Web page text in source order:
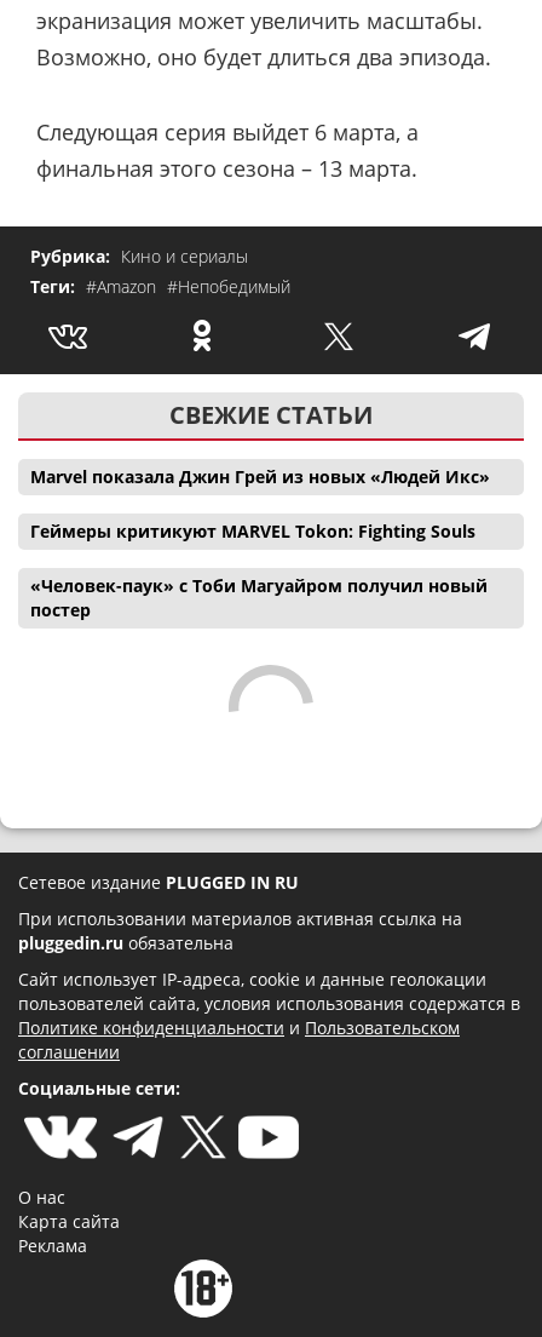
экранизация может увеличить масштабы.
Возможно, оно будет длиться два эпизода.
Следующая серия выйдет 6 марта, а
финальная этого сезона – 13 марта.
Рубрика: Кино и сериалы
Теги: #Amazon #Непобедимый
СВЕЖИЕ СТАТЬИ
Marvel показала Джин Грей из новых «Людей Икс»
Геймеры критикуют MARVEL Tokon: Fighting Souls
«Человек-паук» с Тоби Магуайром получил новый
постер
Сетевое издание PLUGGED IN RU
При использовании материалов активная ссылка на
pluggedin.ru обязательна
Сайт использует IP-адреса, cookie и данные геолокации
пользователей сайта, условия использования содержатся в
Политике конфиденциальности и Пользовательском
соглашении
Социальные сети:
О нас
Карта сайта
Реклама